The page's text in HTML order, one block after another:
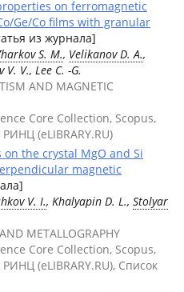
on ferromagnetic
Ge/Co films with granular
из журнала]
S. M., Velikanov D. A.,
V. V., Lee C. -G.
AND MAGNETIC
Core Collection, Scopus,
(eLIBRARY.RU)
the crystal MgO and Si
magnetic
V. I., Khalyapin D. L., Stolyar
METALLOGRAPHY
Core Collection, Scopus,
(eLIBRARY.RU), Список